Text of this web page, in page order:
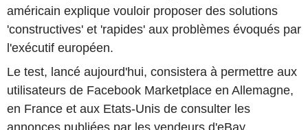
américain explique vouloir proposer des solutions
'constructives' et 'rapides' aux problèmes évoqués par
l'exécutif européen.
Le test, lancé aujourd'hui, consistera à permettre aux
utilisateurs de Facebook Marketplace en Allemagne,
en France et aux Etats-Unis de consulter les